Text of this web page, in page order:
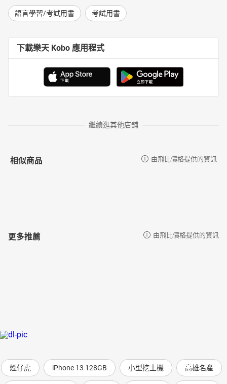
語言學習/考試用書 考試用書
下載樂天 Kobo 應用程式
繼續逛其他店舖
相似商品 由飛比價格提供的資訊
更多推薦 由飛比價格提供的資訊
煙仔虎 iPhone 13 128GB 小型挖土機 高雄名產